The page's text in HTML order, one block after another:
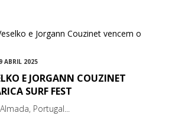
ABRIL 2025
E JORGANN COUZINET
SURF FEST
Portugal...